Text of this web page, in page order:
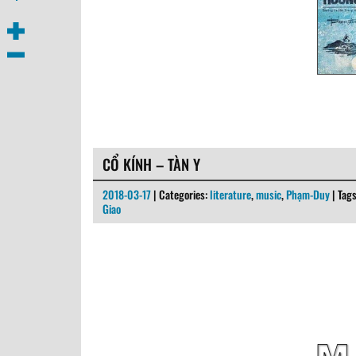
CỔ KÍNH – TÀN Y
2018-03-17| Categories:literature,music,Phạm-Duy|
Giao